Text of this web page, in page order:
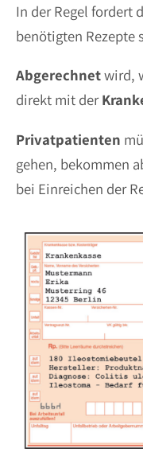
In der Regel fordert
benötigten Rezepte
Abgerechnetwird,
direkt mit der
Privatpatienten
gehen, bekommen
bei Einreichen der